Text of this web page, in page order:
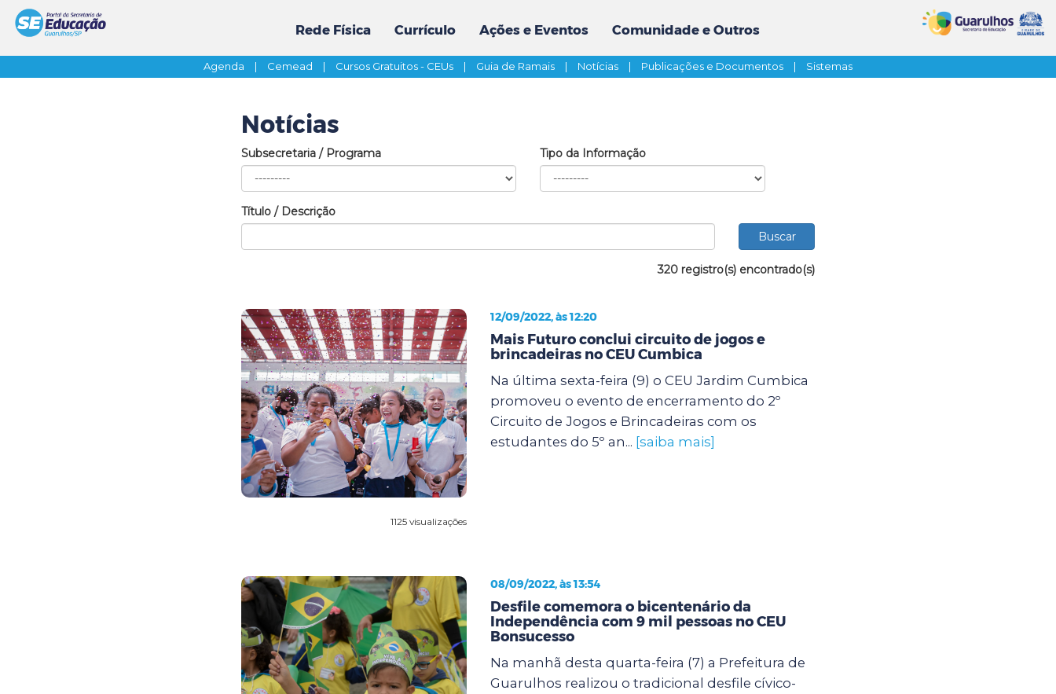
Rede Física Currículo Ações e Eventos Comunidade e Outros
Agenda | Cemead | Cursos Gratuitos - CEUs | Guia de Ramais | Notícias | Publicações e Documentos | Sistemas
Notícias
Subsecretaria / Programa Tipo da Informação
Título / Descrição
320 registro(s) encontrado(s)
1125 visualizações
12/09/2022, às 12:20
Mais Futuro conclui circuito de jogos e
brincadeiras no CEU Cumbica
Na última sexta-feira (9) o CEU Jardim Cumbica
promoveu o evento de encerramento do 2º
Circuito de Jogos e Brincadeiras com os
estudantes do 5º an... [saiba mais]
08/09/2022, às 13:54
Desfile comemora o bicentenário da
Independência com 9 mil pessoas no CEU
Bonsucesso
Na manhã desta quarta-feira (7) a Prefeitura de
Guarulhos realizou o tradicional desfile cívico-